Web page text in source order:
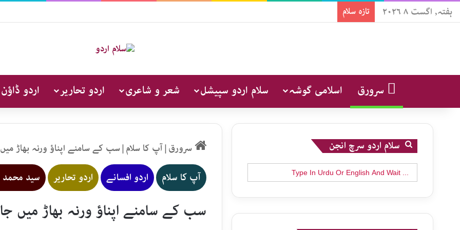
ہفتہ, اگست ۸ ۲۰۲۶ تازہ سلام
سرورق اسلامی گوشہ سلام اردو سپیشل شعر و شاعری اردو تحاریر اردو
سرورق|آپ کا سلام|سب کے سامنے اپناؤ ورنہ بھاڑ
آپ کا سلام اردو افسانے اردو تحاریر سید محمد
سب کے سامنے اپناؤ ورنہ بھاڑ میں
سلام اردو سرچ انجن
Search
for: